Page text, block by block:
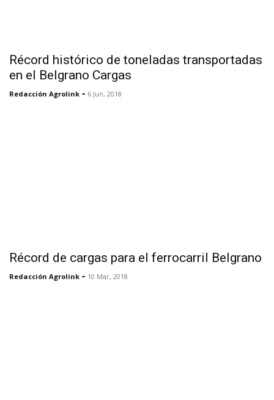
Récord histórico de toneladas transportadas
en el Belgrano Cargas
Redacción Agrolink - 6 Jun, 2018
Récord de cargas para el ferrocarril Belgrano
Redacción Agrolink - 10 Mar, 2018